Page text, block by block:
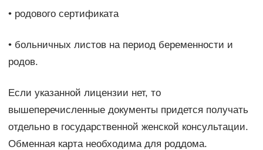
• родового сертификата
• больничных листов на период беременности и
родов.
Если указанной лицензии нет, то
вышеперечисленные документы придется получать
отдельно в государственной женской консультации.
Обменная карта необходима для роддома.